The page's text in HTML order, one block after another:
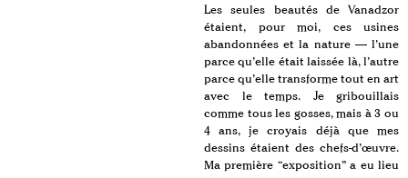
Les seules beautés de Vanadzor
étaient, pour moi, ces usines
abandonnées et la nature — l’une
parce qu’elle était laissée là, l’autre
parce qu’elle transforme tout en art
avec le temps. Je gribouillais
comme tous les gosses, mais à 3 ou
4 ans, je croyais déjà que mes
dessins étaient des chefs-d’œuvre.
Ma première “exposition” a eu lieu